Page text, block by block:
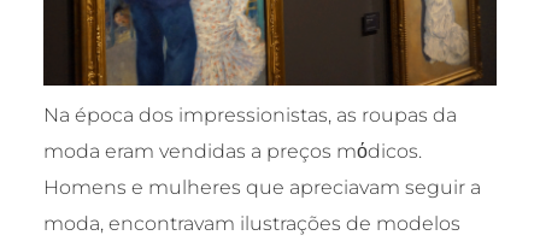
Na época dos impressionistas, as roupas da
moda eram vendidas a preços mόdicos.
Homens e mulheres que apreciavam seguir a
moda, encontravam ilustrações de modelos